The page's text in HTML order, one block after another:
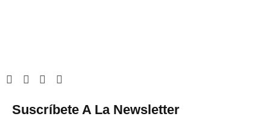
Suscríbete A La Newsletter